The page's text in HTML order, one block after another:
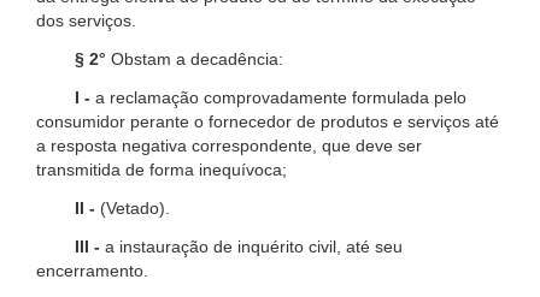
dos serviços.
§ 2° Obstam a decadência:
I - a reclamação comprovadamente formulada pelo
consumidor perante o fornecedor de produtos e serviços até
a resposta negativa correspondente, que deve ser
transmitida de forma inequívoca;
II - (Vetado).
III - a instauração de inquérito civil, até seu
encerramento.